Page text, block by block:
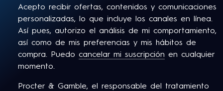
Acepto recibir ofertas, contenidos y comunicaciones
personalizadas, lo que incluye los canales en línea.
Así pues, autorizo el análisis de mi comportamiento,
así como de mis preferencias y mis hábitos de
compra. Puedo cancelar mi suscripción en cualquier
momento.
Procter & Gamble, el responsable del tratamiento